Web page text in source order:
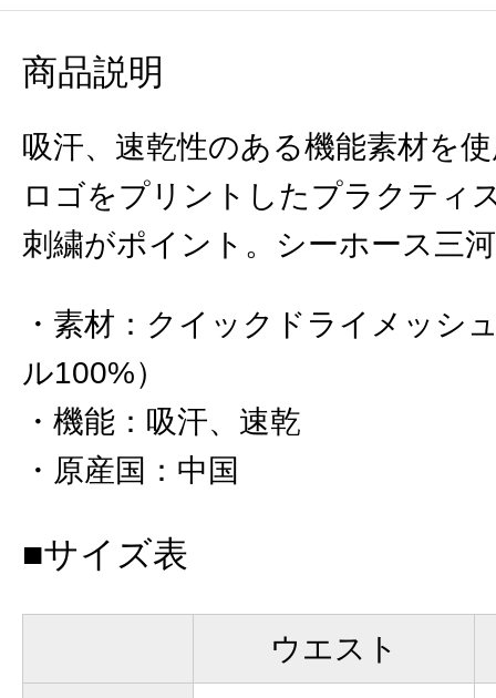
商品説明
吸汗、速乾性のある機能素材を
ロゴをプリントしたプラクティ
刺繍がポイント。シーホース三
素材 ： クイックドライメッシ
ル100%）
機能 ： 吸汗、速乾
原産国 ： 中国
■サイズ表
ウエスト